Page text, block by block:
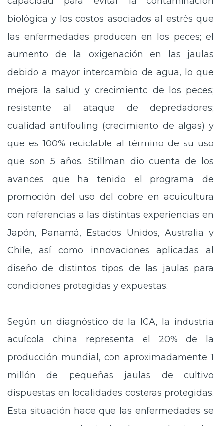
biológica y los costos asociados al estrés que
las enfermedades producen en los peces; el
aumento de la oxigenación en las jaulas
debido a mayor intercambio de agua, lo que
mejora la salud y crecimiento de los peces;
resistente al ataque de depredadores;
cualidad antifouling (crecimiento de algas) y
que es 100% reciclable al término de su uso
que son 5 años. Stillman dio cuenta de los
avances que ha tenido el programa de
promoción del uso del cobre en acuicultura
con referencias a las distintas experiencias en
Japón, Panamá, Estados Unidos, Australia y
Chile, así como innovaciones aplicadas al
diseño de distintos tipos de las jaulas para
condiciones protegidas y expuestas.
Según un diagnóstico de la ICA, la industria
acuícola china representa el 20% de la
producción mundial, con aproximadamente 1
millón de pequeñas jaulas de cultivo
dispuestas en localidades costeras protegidas.
Esta situación hace que las enfermedades se